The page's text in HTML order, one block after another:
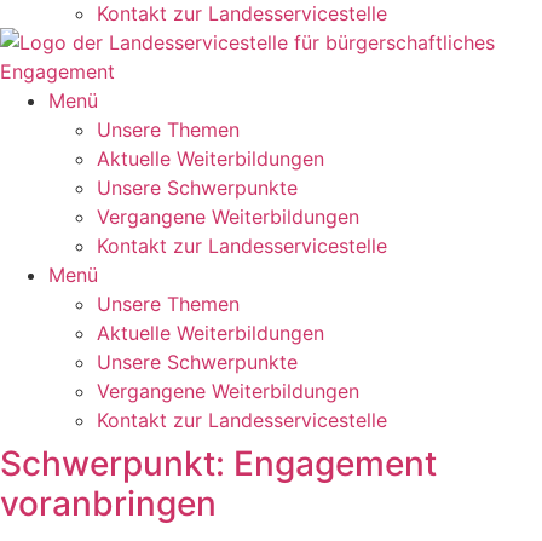
Kontakt zur Landesservicestelle
Menü
Unsere Themen
Aktuelle Weiterbildungen
Unsere Schwerpunkte
Vergangene Weiterbildungen
Kontakt zur Landesservicestelle
Menü
Unsere Themen
Aktuelle Weiterbildungen
Unsere Schwerpunkte
Vergangene Weiterbildungen
Kontakt zur Landesservicestelle
Schwerpunkt: Engagement
voranbringen